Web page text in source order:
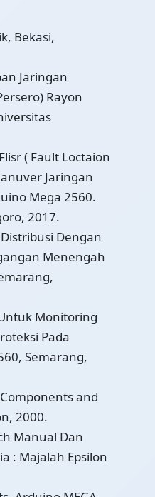
Bekasi,
Jaringan
Rayon
( Fault Loctaion
Jaringan
Mega 2560.
2017.
Dengan
Menengah
Monitoring
Pada
Semarang,
and
2000.
Manual Dan
: Majalah Epsilon